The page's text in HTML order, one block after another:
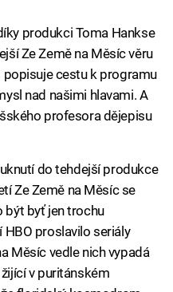
produkci Toma Hankse
Ze Země na Měsíc věru
cestu k programu
nad našimi hlavami. A
profesora dějepisu
do tehdejší produkce
Ze Země na Měsíc se
být byť jen trochu
proslavilo seriály
Měsíc vedle nich vypadá
v puritánském